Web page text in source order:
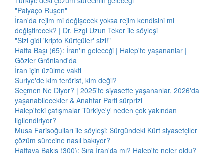
"Palyaço Ruşen"
İran'da rejim mi değişecek yoksa rejim kendisini mi
değiştirecek? | Dr. Ezgi Uzun Teker ile söyleşi
"Sizi gidi 'kripto Kürtçüler' sizi!"
Hafta Başı (65): İran'ın geleceği | Halep'te yaşananlar |
Gözler Grönland'da
İran için üzülme vakti
Suriye'de kim terörist, kim değil?
Seçmen Ne Diyor? | 2025'te siyasette yaşananlar, 2026'da
yaşanabilecekler & Anahtar Parti sürprizi
Halep'teki çatışmalar Türkiye'yi neden çok yakından
ilgilendiriyor?
Musa Farisoğulları ile söyleşi: Sürgündeki Kürt siyasetçiler
çözüm sürecine nasıl bakıyor?
Haftaya Bakış (300): Sıra İran'da mı? Halep'te neler oldu?